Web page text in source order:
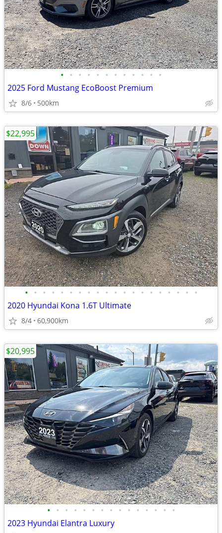
• • • • • • • • • • • •
2025 Ford Mustang EcoBoost Premium
8/6 500km
• • • • • • • • • • • • • • • • • • • •
2020 Hyundai Kona 1.6T Ultimate
8/4 60,900km
$22,995
• • • • • • • • • • • • • • •
2023 Hyundai Elantra Luxury
$20,995